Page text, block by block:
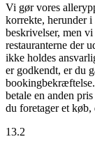
Vi gør vores
korrekte, herunder i
beskrivelser, men
restauranterne der
ikke holdes
er godkendt, er du
betale en anden
du foretager et
13.2